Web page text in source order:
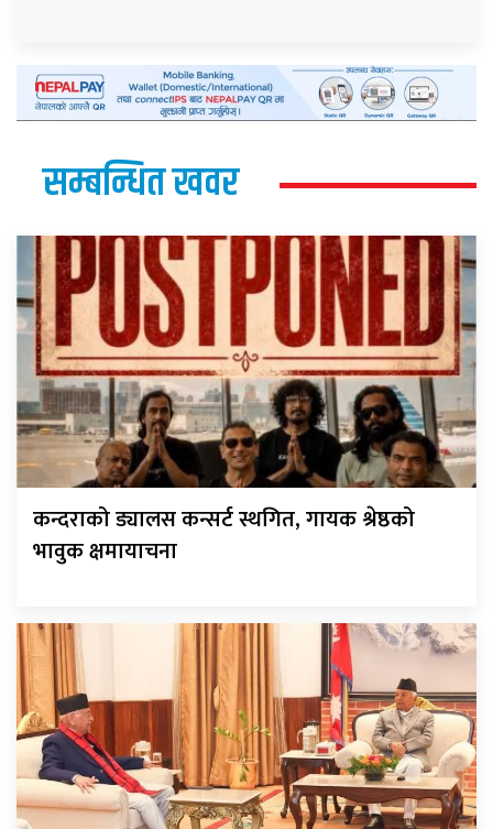
सम्बन्धित खवर
कन्दराको ड्यालस कन्सर्ट स्थगित, गायक श्रेष्ठको
भावुक क्षमायाचना